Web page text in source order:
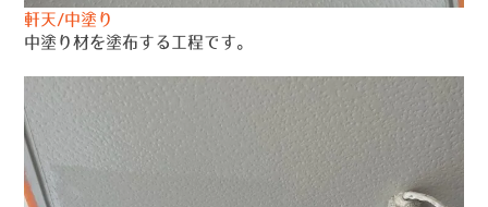
軒天/中塗り
中塗り材を塗布する工程です。